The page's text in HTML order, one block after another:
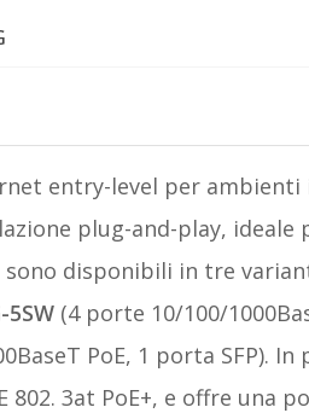
entry-level per
plug-and-play, ideale
sono disponibili in tre
5SW (4 porte 10/100/
PoE, 1 porta SFP). In
802. 3at PoE+, e offre una